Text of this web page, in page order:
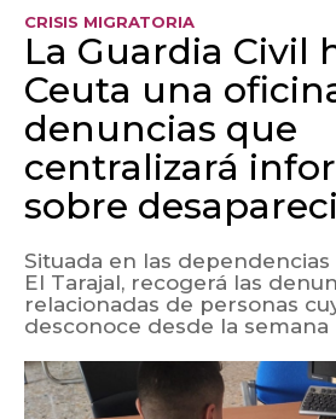
CRISIS MIGRATORIA
La Guardia Civil
Ceuta una
denuncias que
centralizará
sobre
Situada en las
El Tarajal, recogerá las
relacionadas de personas
desconoce desde la semana